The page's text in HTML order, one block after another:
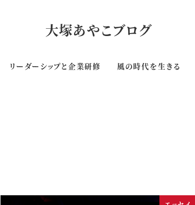
大塚あやこブログ
リーダーシップと企業研修 風の時代を生きる